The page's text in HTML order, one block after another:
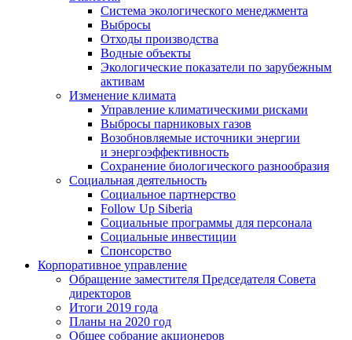
Система экологического менеджмента
Выбросы
Отходы производства
Водные объекты
Экологические показатели по зарубежным
активам
Изменение климата
Управление климатическими рисками
Выбросы парниковых газов
Возобновляемые источники энергии
и энергоэффективность
Сохранение биологического разнообразия
Социальная деятельность
Социальное партнерство
Follow Up Siberia
Социальные программы для персонала
Социальные инвестиции
Спонсорство
Корпоративное управление
Обращение заместителя Председателя Совета
директоров
Итоги 2019 года
Планы на 2020 год
Общее собрание акционеров